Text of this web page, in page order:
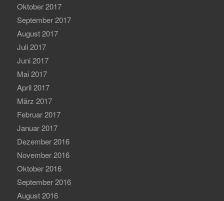
Oktober 2017
September 2017
August 2017
Juli 2017
Juni 2017
Mai 2017
April 2017
März 2017
Februar 2017
Januar 2017
Dezember 2016
November 2016
Oktober 2016
September 2016
August 2016